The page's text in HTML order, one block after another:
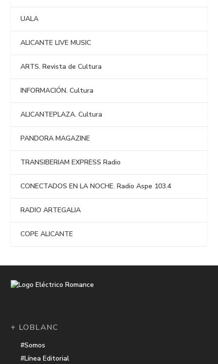
UALA
ALICANTE LIVE MUSIC
ARTS. Revista de Cultura
INFORMACIÓN. Cultura
ALICANTEPLAZA. Cultura
PANDORA MAGAZINE
TRANSIBERIAM EXPRESS Radio
CONECTADOS EN LA NOCHE. Radio Aspe 103.4
RADIO ARTEGALIA
COPE ALICANTE
+ LOBLANC
#Somos
#Línea Editorial